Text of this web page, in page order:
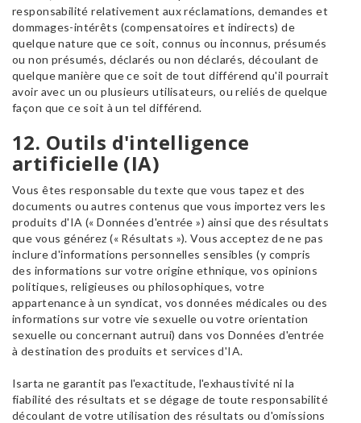
responsabilité relativement aux réclamations, demandes et
dommages-intérêts (compensatoires et indirects) de
quelque nature que ce soit, connus ou inconnus, présumés
ou non présumés, déclarés ou non déclarés, découlant de
quelque manière que ce soit de tout différend qu'il pourrait
avoir avec un ou plusieurs utilisateurs, ou reliés de quelque
façon que ce soit à un tel différend.
12. Outils d'intelligence
artificielle (IA)
Vous êtes responsable du texte que vous tapez et des
documents ou autres contenus que vous importez vers les
produits d'IA (« Données d'entrée ») ainsi que des résultats
que vous générez (« Résultats »). Vous acceptez de ne pas
inclure d'informations personnelles sensibles (y compris
des informations sur votre origine ethnique, vos opinions
politiques, religieuses ou philosophiques, votre
appartenance à un syndicat, vos données médicales ou des
informations sur votre vie sexuelle ou votre orientation
sexuelle ou concernant autrui) dans vos Données d'entrée
à destination des produits et services d'IA.
Isarta ne garantit pas l'exactitude, l'exhaustivité ni la
fiabilité des résultats et se dégage de toute responsabilité
découlant de votre utilisation des résultats ou d'omissions